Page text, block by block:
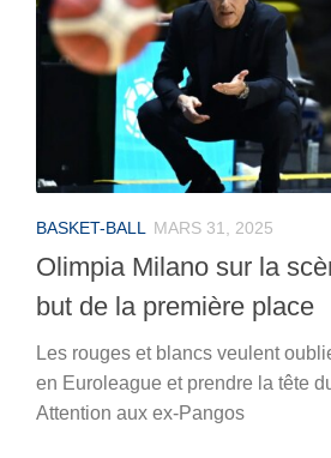
BASKET-BALL MARS 31, 2025
Olimpia Milano sur la
but de la première place
Les rouges et blancs veulent
en Euroleague et prendre la tête
Attention aux ex-Pangos